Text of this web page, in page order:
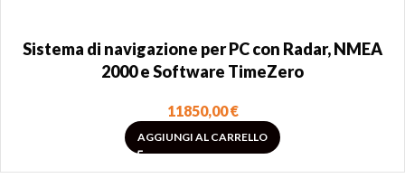
Sistema di navigazione per PC con Radar, NMEA
2000 e Software TimeZero
11850,00€
AGGIUNGI AL CARRELLO